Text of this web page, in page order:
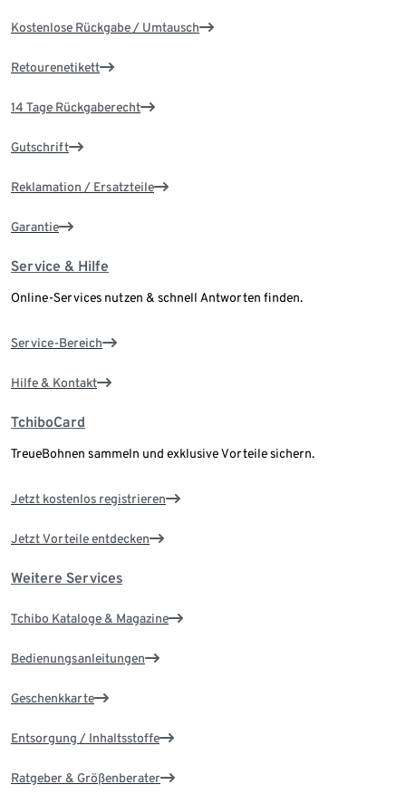
Kostenlose Rückgabe / Umtausch
Retourenetikett
14 Tage Rückgaberecht
Gutschrift
Reklamation / Ersatzteile
Garantie
Service & Hilfe
Online-Services nutzen & schnell Antworten finden.
Service-Bereich
Hilfe & Kontakt
TchiboCard
TreueBohnen sammeln und exklusive Vorteile sichern.
Jetzt kostenlos registrieren
Jetzt Vorteile entdecken
Weitere Services
Tchibo Kataloge & Magazine
Bedienungsanleitungen
Geschenkkarte
Entsorgung / Inhaltsstoffe
Ratgeber & Größenberater